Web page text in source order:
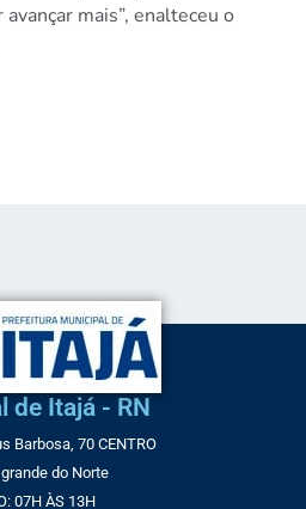
mais”, enalteceu o
de Itajá - RN
Barbosa, 70 CENTRO
do Norte
07H ÀS 13H